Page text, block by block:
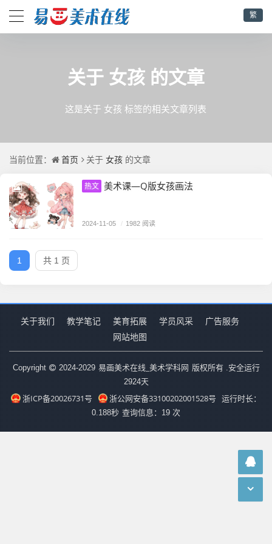
繁
关于 女孩 的文章
这是关于 女孩 标签的相关文章列表
当前位置： 首页 关于 女孩 的文章
热文 美术课—Q版女孩画法
2024-11-05 / 1982 阅读
1 共 1 页
关于我们 教学笔记 美育拓展 学员风采
广告服务
网站地图
Copyright 2024-2029 易画美术在线_美术学科网 版权所有 .安全运行
2924天
浙ICP备20026731号 浙公网安备33100202001528号
运行时长：
0.188秒 查询信息：19 次